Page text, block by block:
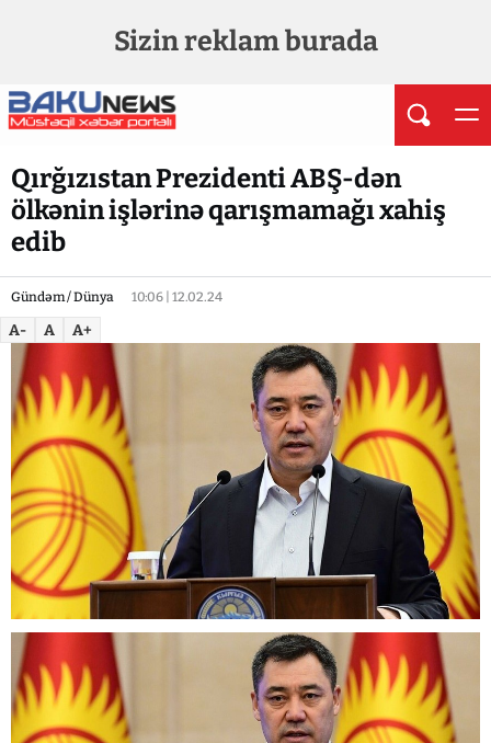
Sizin reklam burada
Qırğızıstan Prezidenti ABŞ-dən
ölkənin işlərinə qarışmamağı xahiş
edib
Gündəm / Dünya 10:06 | 12.02.24
A- A A+